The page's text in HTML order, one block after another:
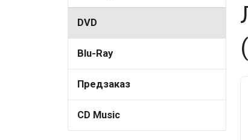
DVD
Blu-Ray
Предзаказ
CD Music